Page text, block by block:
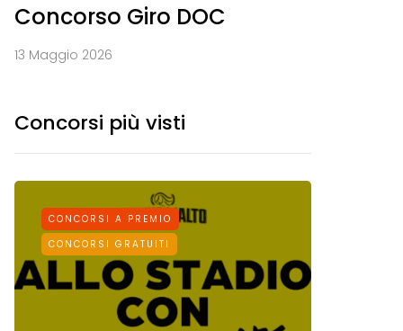
Concorso Giro DOC
13 Maggio 2026
Concorsi più visti
CONCORSI A PREMIO
CONCORSI GRATUITI